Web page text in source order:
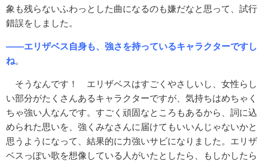
象も残らないふわっとした曲になるのも嫌だなと思って、試行
錯誤をしました。
――エリザベス自身も、強さを持っているキャラクターですし
ね。
そうなんです！ エリザベスはすごくやさしいし、女性らし
い部分がたくさんあるキャラクターですが、気持ちはめちゃく
ちゃ強い人なんです。すごく頑固なところもあるから、詞に込
められた思いを、強くみなさんに届けてもいいんじゃないかと
思うようになって、結果的に力強いサビになりました。エリザ
ベスっぽい歌を想像している人がいたとしたら、もしかしたら